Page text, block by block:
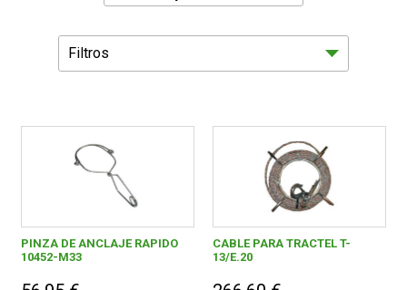
Filtros
Protección
0,00 € - 99,99 € 1
PINZA DE ANCLAJE RAPIDO
10452-M33
CABLE PARA TRACTEL T-
13/E.20
OFERTAS
NOVEDADES
BLOG
CONTACTAR